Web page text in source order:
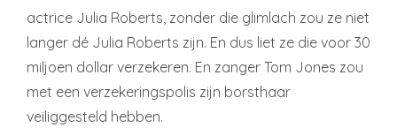
actrice Julia Roberts, zonder die glimlach zou ze niet
langer dé Julia Roberts zijn. En dus liet ze die voor 30
miljoen dollar verzekeren. En zanger Tom Jones zou
met een verzekeringspolis zijn borsthaar
veiliggesteld hebben.